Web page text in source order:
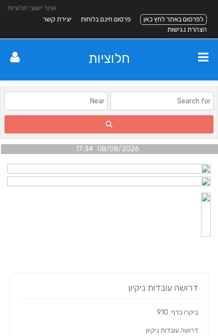
אתר יישובי חלוציות
לפרסום באתר לחץ כאן
פרסום חינם בלוחות
יצירת קשר
הצהרת נגישות
חלוציות
08/08/2026 17:34
דרושה עובדות ניקיון
ביקרו בדף: 910
דרושה עובדות ניקיון